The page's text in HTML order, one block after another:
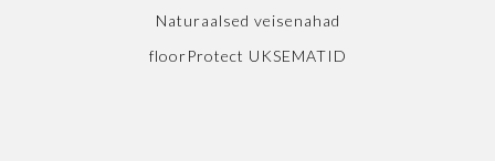
Naturaalsed veisenahad
floorProtect UKSEMATID